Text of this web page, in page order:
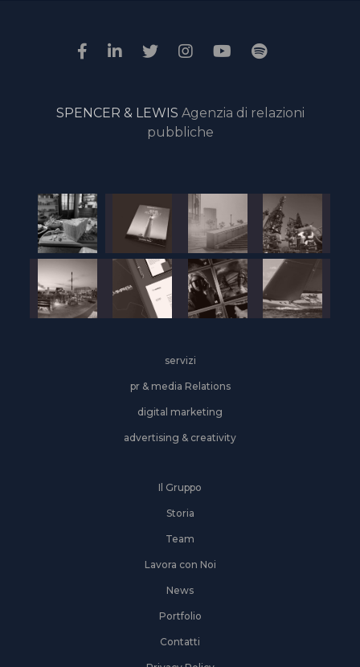
SPENCER & LEWIS Agenzia di relazioni
pubbliche
servizi
pr & media Relations
digital marketing
advertising & creativity
Il Gruppo
Storia
Team
Lavora con Noi
News
Portfolio
Contatti